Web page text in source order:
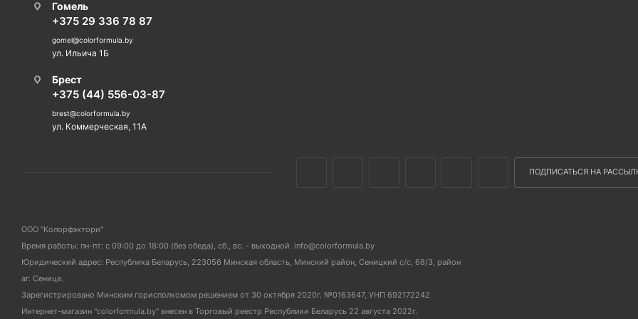
Гомель
+375 29 336 78 87
gomel@colorformula.by
ул. Ильича 1Б
Брест
+375 (44) 556-03-87
brest@colorformula.by
ул. Коммерческая, 11А
ПОДПИСАТЬСЯ НА
ООО "Колорфэктори"
Время работы: пн-пт: с 09:00 до 18:00 (без обеда), сб., вс. - выходной. info@colorformula.by
Юридический адрес: Республика Беларусь, 223056 Минская область, Минский район, Сеницкий с/с, 68/3, район
аг. Сеница.
Зарегистрировано Минским горисполкомом решением от 30 октября 2020г. №0163647, УНП 692172242
Интернет-магазин "colorformula.by" внесен в Торговый реестр Республики Беларусь 22 августа 2022г.